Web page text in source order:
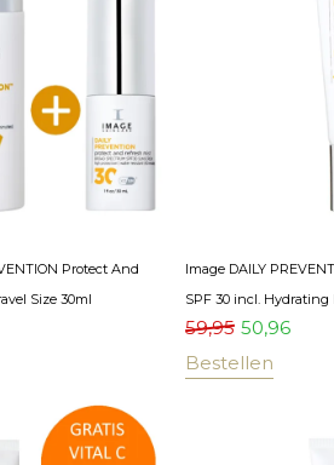
Protect And
Size 30ml
Image DAILY
SPF 30 incl. Hydrating
59,95 50,96
Bestellen